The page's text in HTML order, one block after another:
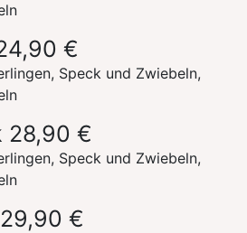
€
Speck und Zwiebeln,
28,90 €
Speck und Zwiebeln,
29,90 €